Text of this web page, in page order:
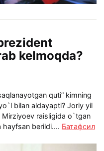
kelmoqda?
quti” kimning
bilan aldayapti? Joriy yil
raisligida o`tgan
berildi.... Батафсил